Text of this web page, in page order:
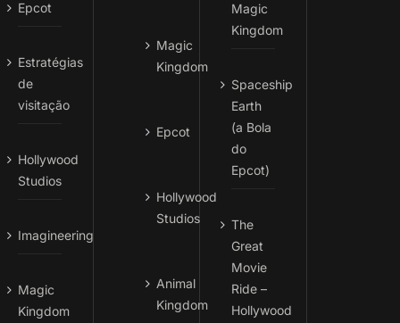
Epcot
Estratégias
de
visitação
Hollywood
Studios
Imagineering
Magic
Kingdom
Magic
Kingdom
Epcot
Hollywood
Studios
Animal
Kingdom
Magic
Kingdom
Spaceship
Earth
(a Bola
do
Epcot)
The
Great
Movie
Ride –
Hollywood